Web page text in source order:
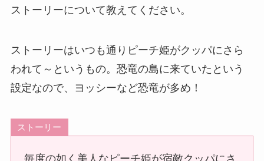
ストーリーについて教えてください。
ストーリーはいつも通りピーチ姫がクッパにさら
われて～というもの。恐竜の島に来ていたという
設定なので、ヨッシーなど恐竜が多め！
ストーリー